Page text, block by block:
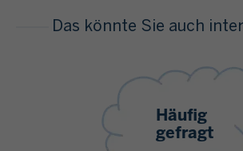
Das könnte Sie auch
Häufig
gefragt